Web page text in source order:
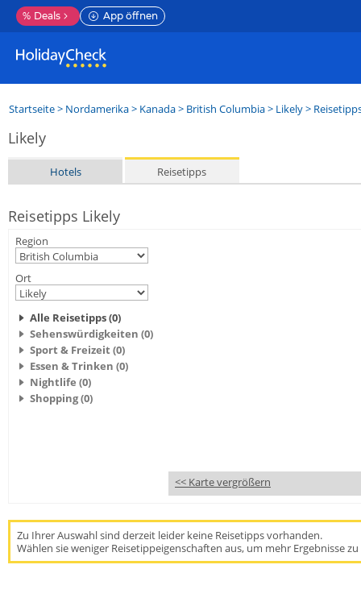
% Deals App öffnen
Startseite> Nordamerika> Kanada> British Columbia> Likely>
Likely
Hotels Reisetipps
Reisetipps Likely
Region
Ort
Alle Reisetipps (0)
Sehenswürdigkeiten (0)
Sport & Freizeit (0)
Essen & Trinken (0)
Nightlife (0)
Shopping (0)
<< Karte vergrößern
Zu Ihrer Auswahl sind derzeit leider keine Reisetipps vorhanden.
Wählen sie weniger Reisetippeigenschaften aus, um mehr Ergebnisse